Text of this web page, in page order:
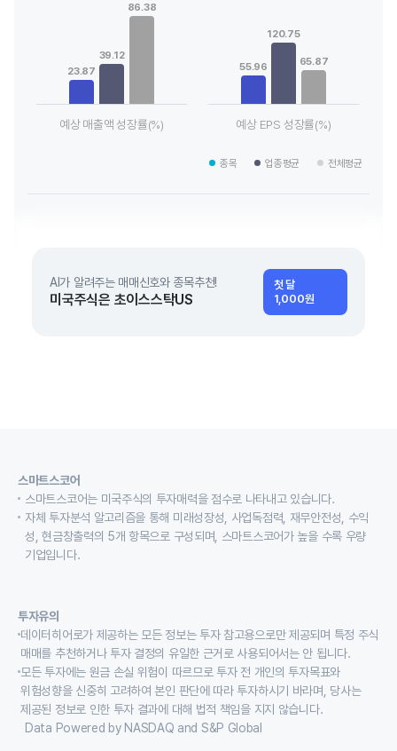
View as data table, Chart
The chart has 1 X axis displaying categories.
The chart has 1 Y axis displaying values. Data ranges from
23.87
39.12
86.38
예상 매출액 성장률(%)
The chart has 1 X axis
The chart has 1 Y axis
55.96
120.75
65.87
예상 EPS 성장률(%)
종목 업종평균 전체평균
AI가 알려주는 매매신호와 종목추천!
미국주식은 초이스스탁US
첫 달
1,000원
스마트스코어
스마트스코어는 미국주식의 투자매력을 점수로 나타내고 있습니다.
자체 투자분석 알고리즘을 통해 미래성장성, 사업독점력, 재무안전성, 수익
성, 현금창출력의 5개 항목으로 구성되며, 스마트스코어가 높을 수록 우량
기업입니다.
투자유의
데이터히어로가 제공하는 모든 정보는 투자 참고용으로만 제공되며 특정 주식
매매를 추천하거나 투자 결정의 유일한 근거로 사용되어서는 안 됩니다.
모든 투자에는 원금 손실 위험이 따르므로 투자 전 개인의 투자목표와
위험성향을 신중히 고려하여 본인 판단에 따라 투자하시기 바라며, 당사는
제공된 정보로 인한 투자 결과에 대해 법적 책임을 지지 않습니다.
Data Powered by NASDAQ and S&P Global